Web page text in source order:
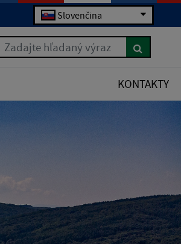
Slovenčina
Zadajte hľadaný výraz
KONTAKTY